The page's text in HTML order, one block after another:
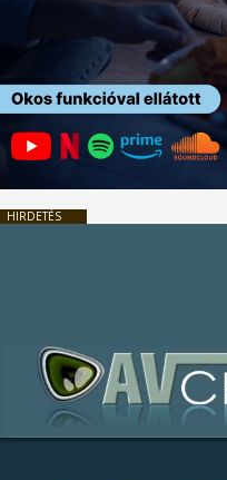
HIRDETÉS